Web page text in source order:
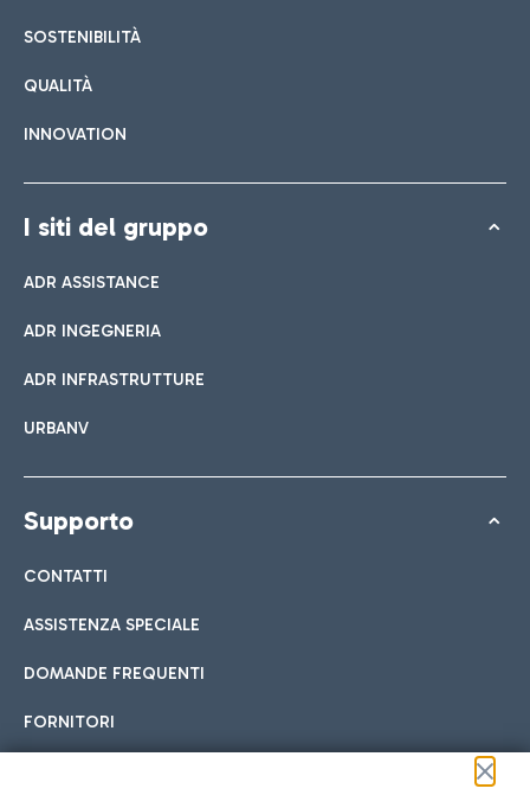
SOSTENIBILITÀ
QUALITÀ
INNOVATION
I siti del gruppo
ADR ASSISTANCE
ADR INGEGNERIA
ADR INFRASTRUTTURE
URBANV
Supporto
CONTATTI
ASSISTENZA SPECIALE
DOMANDE FREQUENTI
FORNITORI